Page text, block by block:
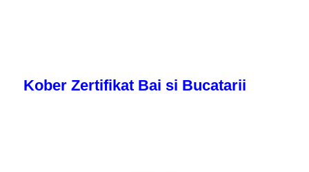
Kober Zertifikat Bai si Bucatarii